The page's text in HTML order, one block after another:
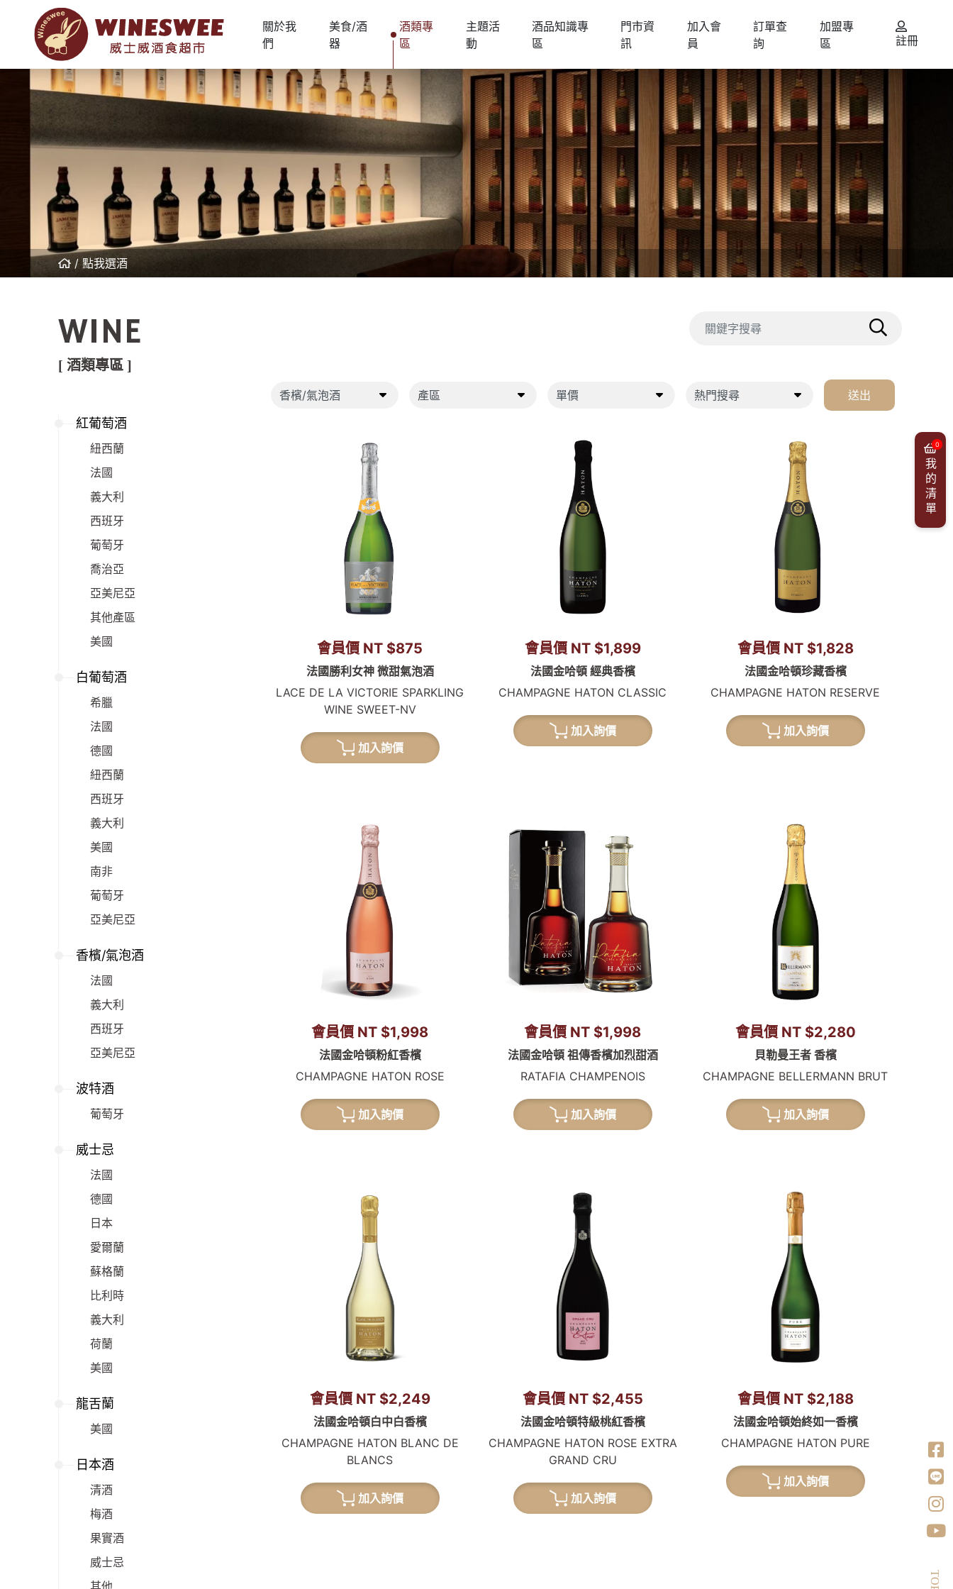
關於我
們
美食/酒
器
酒類專
區
主題活
動
酒品知識專
區
門市資
訊
加入會
員
訂單查
詢
加盟專
區
註冊
我的清單
0
點我選酒
WINE
[ 酒類專區 ]
紅葡萄酒
紐西蘭
法國
義大利
西班牙
葡萄牙
喬治亞
亞美尼亞
其他產區
美國
白葡萄酒
希臘
法國
德國
紐西蘭
西班牙
義大利
美國
南非
葡萄牙
亞美尼亞
香檳/氣泡酒
法國
義大利
西班牙
亞美尼亞
波特酒
葡萄牙
威士忌
法國
德國
日本
愛爾蘭
蘇格蘭
比利時
義大利
荷蘭
美國
龍舌蘭
美國
日本酒
清酒
梅酒
果實酒
威士忌
送出
會員價 NT $875
法國勝利女神 微甜氣泡酒
LACE DE LA VICTORIE SPARKLING
WINE SWEET-NV
加入詢價
會員價 NT $1,899
法國金哈頓 經典香檳
CHAMPAGNE HATON CLASSIC
加入詢價
會員價 NT $1,828
法國金哈頓珍藏香檳
CHAMPAGNE HATON RESERVE
加入詢價
會員價 NT $1,998
法國金哈頓粉紅香檳
CHAMPAGNE HATON ROSE
加入詢價
會員價 NT $1,998
法國金哈頓 祖傳香檳加烈甜酒
RATAFIA CHAMPENOIS
加入詢價
會員價 NT $2,280
貝勒曼王者 香檳
CHAMPAGNE BELLERMANN BRUT
加入詢價
會員價 NT $2,249
法國金哈頓白中白香檳
CHAMPAGNE HATON BLANC DE
BLANCS
加入詢價
會員價 NT $2,455
法國金哈頓特級桃紅香檳
CHAMPAGNE HATON ROSE EXTRA
GRAND CRU
加入詢價
會員價 NT $2,188
法國金哈頓始終如一香檳
CHAMPAGNE HATON PURE
加入詢價
TOP